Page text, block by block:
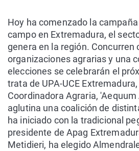
Hoy ha comenzado la
campo en Extremadura, el
genera en la región. Concurren
organizaciones agrarias y una
elecciones se celebrarán el
trata de UPA-UCE
Coordinadora Agraria,
aglutina una coalición de
ha iniciado con la tradicional
presidente de Apag
Metidieri, ha elegido